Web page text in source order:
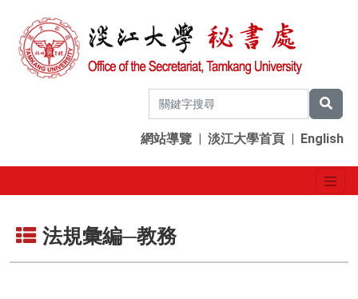
網站導覽 | 淡江大學首頁 | English
法規彙編─教務